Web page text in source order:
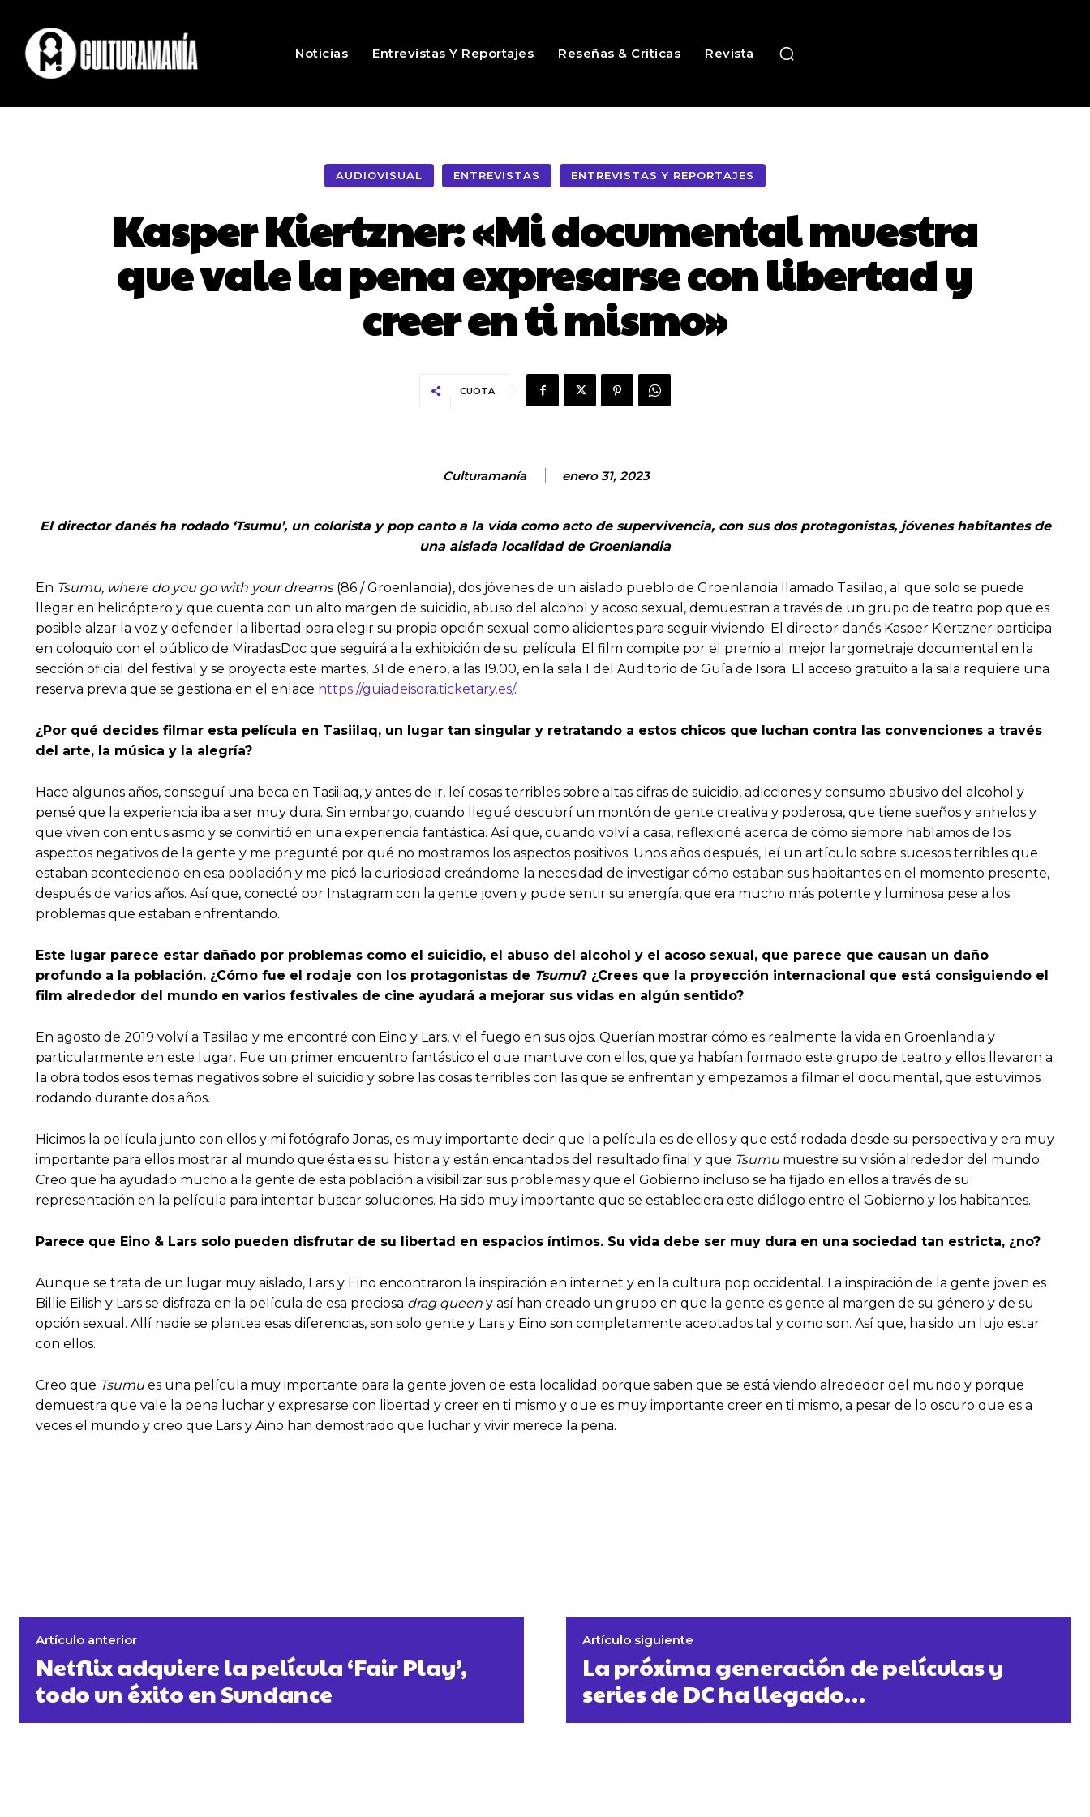
Noticias Entrevistas Y Reportajes Reseñas & Críticas Revista
AUDIOVISUAL ENTREVISTAS ENTREVISTAS Y REPORTAJES
Kasper Kiertzner: «Mi documental muestra
que vale la pena expresarse con libertad y
creer en ti mismo»
CUOTA
Culturamanía enero 31, 2023
El director danés ha rodado ‘Tsumu’, un colorista y pop canto a la vida como acto de supervivencia, con sus dos protagonistas, jóvenes habitantes de
una aislada localidad de Groenlandia
En Tsumu, where do you go with your dreams(86 / Groenlandia), dos jóvenes de un aislado pueblo de Groenlandia llamado Tasiilaq, al que solo se puede
llegar en helicóptero y que cuenta con un alto margen de suicidio, abuso del alcohol y acoso sexual, demuestran a través de un grupo de teatro pop que es
posible alzar la voz y defender la libertad para elegir su propia opción sexual como alicientes para seguir viviendo. El director danés Kasper Kiertzner participa
en coloquio con el público de MiradasDoc que seguirá a la exhibición de su película. El film compite por el premio al mejor largometraje documental en la
sección oficial del festival y se proyecta este martes, 31 de enero, a las 19.00, en la sala 1 del Auditorio de Guía de Isora. El acceso gratuito a la sala requiere una
reserva previa que se gestiona en el enlace https://guiadeisora.ticketary.es/.
¿Por qué decides filmar esta película en Tasiilaq, un lugar tan singular y retratando a estos chicos que luchan contra las convenciones a través
del arte, la música y la alegría?
Hace algunos años, conseguí una beca en Tasiilaq, y antes de ir, leí cosas terribles sobre altas cifras de suicidio, adicciones y consumo abusivo del alcohol y
pensé que la experiencia iba a ser muy dura. Sin embargo, cuando llegué descubrí un montón de gente creativa y poderosa, que tiene sueños y anhelos y
que viven con entusiasmo y se convirtió en una experiencia fantástica. Así que, cuando volví a casa, reflexioné acerca de cómo siempre hablamos de los
aspectos negativos de la gente y me pregunté por qué no mostramos los aspectos positivos. Unos años después, leí un artículo sobre sucesos terribles que
estaban aconteciendo en esa población y me picó la curiosidad creándome la necesidad de investigar cómo estaban sus habitantes en el momento presente,
después de varios años. Así que, conecté por Instagram con la gente joven y pude sentir su energía, que era mucho más potente y luminosa pese a los
problemas que estaban enfrentando.
Este lugar parece estar dañado por problemas como el suicidio, el abuso del alcohol y el acoso sexual, que parece que causan un daño
profundo a la población. ¿Cómo fue el rodaje con los protagonistas de Tsumu? ¿Crees que la proyección internacional que está consiguiendo el
film alrededor del mundo en varios festivales de cine ayudará a mejorar sus vidas en algún sentido?
En agosto de 2019 volví a Tasiilaq y me encontré con Eino y Lars, vi el fuego en sus ojos. Querían mostrar cómo es realmente la vida en Groenlandia y
particularmente en este lugar. Fue un primer encuentro fantástico el que mantuve con ellos, que ya habían formado este grupo de teatro y ellos llevaron a
la obra todos esos temas negativos sobre el suicidio y sobre las cosas terribles con las que se enfrentan y empezamos a filmar el documental, que estuvimos
rodando durante dos años.
Hicimos la película junto con ellos y mi fotógrafo Jonas, es muy importante decir que la película es de ellos y que está rodada desde su perspectiva y era muy
importante para ellos mostrar al mundo que ésta es su historia y están encantados del resultado final y que Tsumu muestre su visión alrededor del mundo.
Creo que ha ayudado mucho a la gente de esta población a visibilizar sus problemas y que el Gobierno incluso se ha fijado en ellos a través de su
representación en la película para intentar buscar soluciones. Ha sido muy importante que se estableciera este diálogo entre el Gobierno y los habitantes.
Parece que Eino & Lars solo pueden disfrutar de su libertad en espacios íntimos. Su vida debe ser muy dura en una sociedad tan estricta, ¿no?
Aunque se trata de un lugar muy aislado, Lars y Eino encontraron la inspiración en internet y en la cultura pop occidental. La inspiración de la gente joven es
Billie Eilish y Lars se disfraza en la película de esa preciosa drag queen y así han creado un grupo en que la gente es gente al margen de su género y de su
opción sexual. Allí nadie se plantea esas diferencias, son solo gente y Lars y Eino son completamente aceptados tal y como son. Así que, ha sido un lujo estar
con ellos.
Creo que Tsumu es una película muy importante para la gente joven de esta localidad porque saben que se está viendo alrededor del mundo y porque
demuestra que vale la pena luchar y expresarse con libertad y creer en ti mismo y que es muy importante creer en ti mismo, a pesar de lo oscuro que es a
veces el mundo y creo que Lars y Aino han demostrado que luchar y vivir merece la pena.
Artículo anterior
Netflix adquiere la película ‘Fair Play’,
todo un éxito en Sundance
Artículo siguiente
La próxima generación de películas y
series de DC ha llegado…